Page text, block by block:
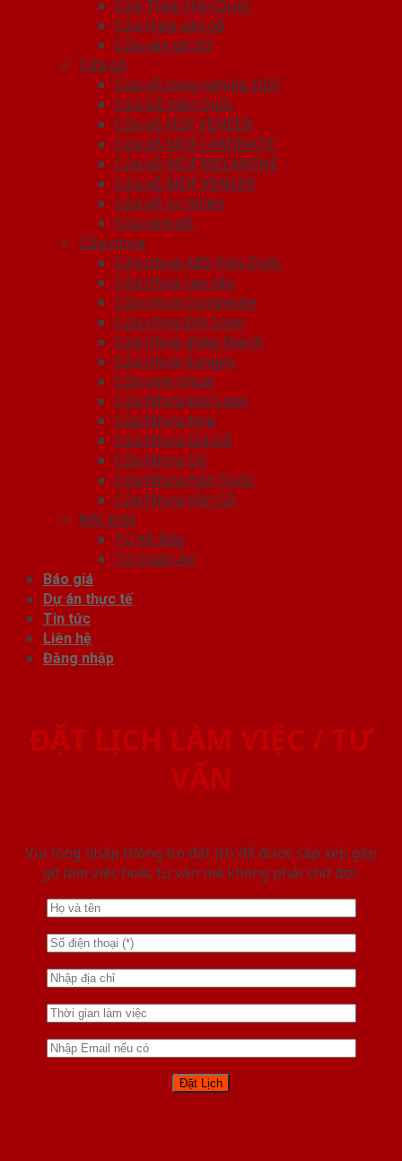
Cửa Thép Hàn Quốc
Cửa thép vân gỗ
Cửa vân gỗ 5D
Cửa gỗ
Cửa gỗ công nghiệp HDF
Cửa Gỗ Hàn Quốc
Cửa gỗ HDF VENEER
Cửa gỗ MDF LAMINATE
Cửa gỗ MDF MELAMINE
Cửa gỗ MDF VENEER
Cửa gỗ tự nhiên
Cửa vòm gỗ
Cửa nhựa
Cửa nhựa ABS Hàn Quốc
Cửa nhựa cao cấp
Cửa nhựa Composite
Cửa nhựa Đài Loan
Cửa nhựa ghép thanh
Cửa nhựa Sungyu
Cửa vòm nhựa
Cửa Nhựa Đài Loan
Cửa Nhựa Đẹp
Cửa Nhựa Giả Gỗ
Cửa Nhựa Gỗ
Cửa Nhựa Hàn Quốc
Cửa Nhựa Vân Gỗ
Nội thất
Tủ Kệ Bếp
Tủ Quần Áo
Báo giá
Dự án thực tế
Tin tức
Liên hệ
Đăng nhập
ĐẶT LỊCH LÀM VIỆC / TƯ
VẤN
Vui lòng nhập thông tin đặt lịch để được sắp xếp gặp
gỡ làm việc hoăc tư vấn mà không phải chờ đợi.